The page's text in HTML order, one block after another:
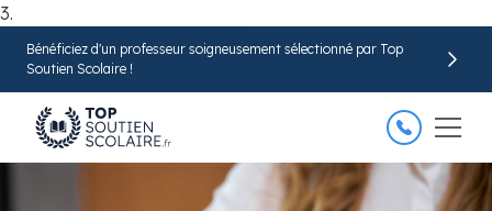
3.
Trouver mon professeur
Bénéficiez d'un professeur soigneusement sélectionné par Top
Soutien Scolaire !